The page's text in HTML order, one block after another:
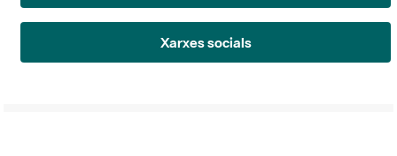
Xarxes socials